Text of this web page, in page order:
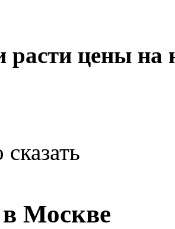
расти цены
Москве